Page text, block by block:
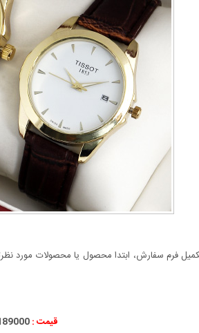
فرم سفارش، ابتدا محصول یا محصولات مورد
قیمت :000